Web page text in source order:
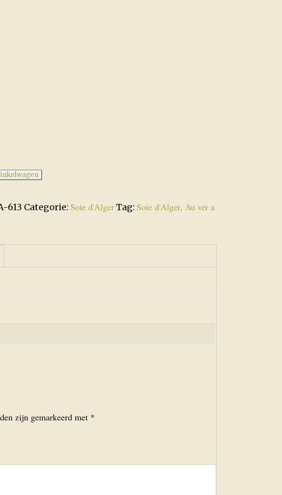
613 Categorie: Soie d'AlgerTag: Soie d'Alger, Au ver a
zijn gemarkeerd met *